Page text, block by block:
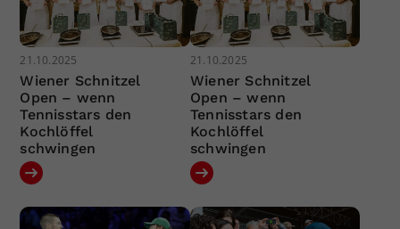
21.10.2025
Wiener Schnitzel
Open – wenn
Tennisstars den
Kochlöffel
schwingen
21.10.2025
Wiener Schnitzel
Open – wenn
Tennisstars den
Kochlöffel
schwingen